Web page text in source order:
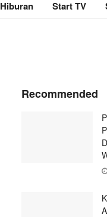
Hiburan Start TV
Recommended